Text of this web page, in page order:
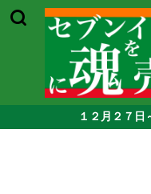
１２月２７日